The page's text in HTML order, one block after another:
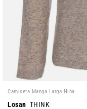
Camiseta Manga Larga Niña
Losan THINK